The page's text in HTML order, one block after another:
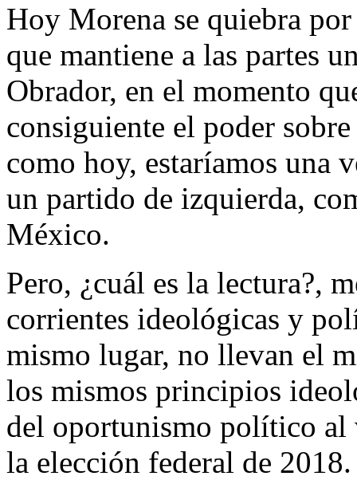
Hoy Morena se quiebra
que mantiene a las partes
Obrador, en el momento
consiguiente el poder
como hoy, estaríamos una
un partido de izquierda,
México.
Pero, ¿cuál es la lectura?,
corrientes ideológicas y
mismo lugar, no llevan el
los mismos principios
del oportunismo político al
la elección federal de 2018.